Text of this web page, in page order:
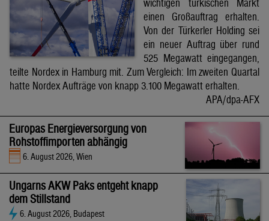
wichtigen türkischen Markt
einen Großauftrag erhalten.
Von der Türkerler Holding sei
ein neuer Auftrag über rund
525 Megawatt eingegangen,
teilte Nordex in Hamburg mit. Zum Vergleich: Im zweiten Quartal
hatte Nordex Aufträge von knapp 3.100 Megawatt erhalten.
APA/dpa-AFX
Europas Energieversorgung von
Rohstoffimporten abhängig
6. August 2026, Wien
Ungarns AKW Paks entgeht knapp
dem Stillstand
6. August 2026, Budapest